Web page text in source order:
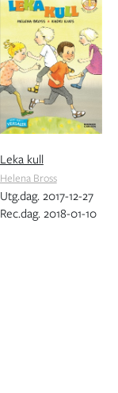
Leka kull
Helena Bross
Utg.dag. 2017-12-27
Rec.dag. 2018-01-10